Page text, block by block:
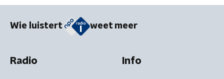
Wie luistert weet meer
Radio Info